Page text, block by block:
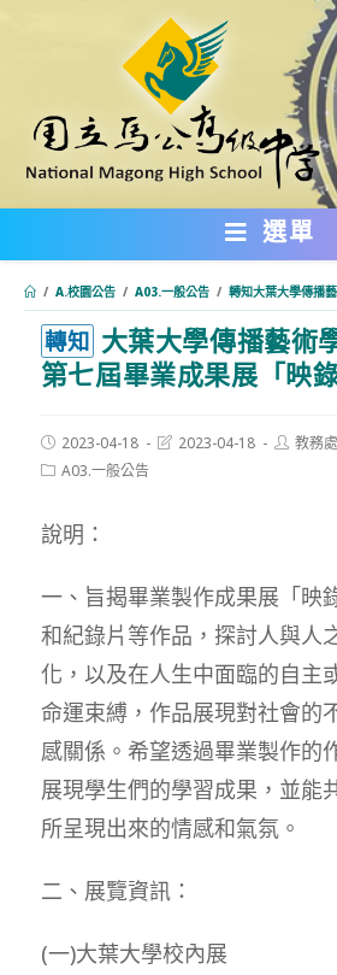
內
選單
/ A.校園公告 / A03.一般公告 / 轉知大葉大學傳播
轉知 大葉大學傳播藝術
第七屆畢業成果展「映
Post
published:
2023-04-18
Post2023-04-18
Post教務
PostA03.一般公告
說明：
一、旨揭畢業製作成果展「映
和紀錄片等作品，探討人與人
化，以及在人生中面臨的自主
命運束縛，作品展現對社會的
感關係。希望透過畢業製作的
展現學生們的學習成果，並能
所呈現出來的情感和氣氛。
二、展覽資訊：
(一)大葉大學校內展